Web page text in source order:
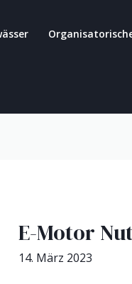
E-Motor
14. März 2023